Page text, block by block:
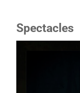
Spectacles